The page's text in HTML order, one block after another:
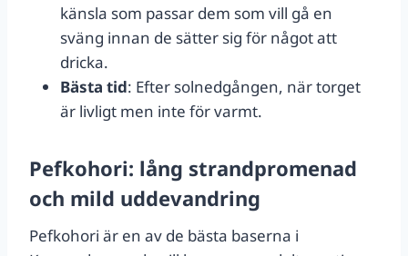
känsla som passar dem som vill gå en
sväng innan de sätter sig för något att
dricka.
Bästa tid: Efter solnedgången, när torget
är livligt men inte för varmt.
Pefkohori: lång strandpromenad
och mild uddevandring
Pefkohori är en av de bästa baserna i